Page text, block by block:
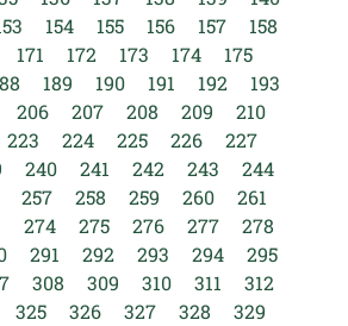
154 155 156 157
158
171 172 173 174
175
189 190 191 192
193
206 207 208 209
210
223 224 225 226
227
240 241 242 243
244
257 258 259 260
261
274 275 276 277
278
291 292 293 294
295
308 309 310 311
312
325 326 327 328
329